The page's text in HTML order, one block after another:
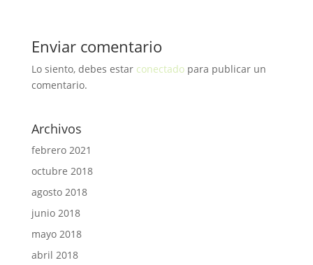
Enviar comentario
Lo siento, debes estar conectadopara publicar un
comentario.
Archivos
febrero 2021
octubre 2018
agosto 2018
junio 2018
mayo 2018
abril 2018